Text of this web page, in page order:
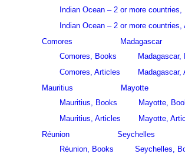
Indian Ocean – 2 or more countries,
Indian Ocean – 2 or more countries,
Comores
Comores, Books
Comores, Articles
Madagascar
Madagascar,
Madagascar,
Mauritius
Mauritius, Books
Mauritius, Articles
Mayotte
Mayotte,
Mayotte,
Réunion
Réunion, Books
Seychelles
Seychelles,